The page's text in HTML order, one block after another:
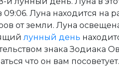
09:06. Луна находится на
от земли. Луна
лунный день
знака Зодиака
что он вам